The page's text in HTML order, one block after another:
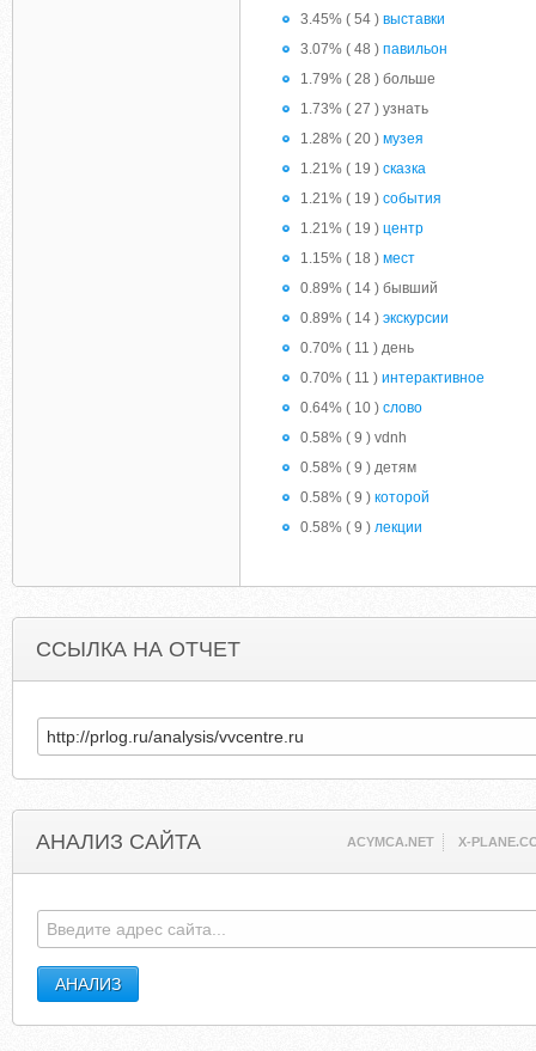
3.45% ( 54 ) выставки
3.07% ( 48 ) павильон
1.79% ( 28 ) больше
1.73% ( 27 ) узнать
1.28% ( 20 ) музея
1.21% ( 19 ) сказка
1.21% ( 19 ) события
1.21% ( 19 ) центр
1.15% ( 18 ) мест
0.89% ( 14 ) бывший
0.89% ( 14 ) экскурсии
0.70% ( 11 ) день
0.70% ( 11 ) интерактивное
0.64% ( 10 ) слово
0.58% ( 9 ) vdnh
0.58% ( 9 ) детям
0.58% ( 9 ) которой
0.58% ( 9 ) лекции
ССЫЛКА НА ОТЧЕТ
АНАЛИЗ САЙТА ACYMCA.NET X-